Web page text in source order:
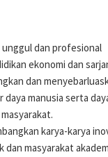
unggul dan profesional
ekonomi dan
dan
manusia serta
karya-karya
dan masyarakat